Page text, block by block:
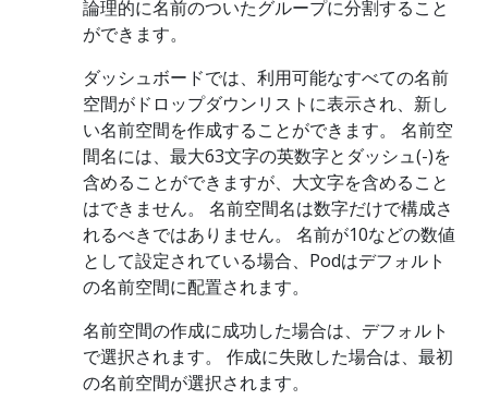
論理的に名前のついたグループに分割すること
ができます。
ダッシュボードでは、利用可能なすべての名前
空間がドロップダウンリストに表示され、新し
い名前空間を作成することができます。 名前空
間名には、最大63文字の英数字とダッシュ(-)を
含めることができますが、大文字を含めること
はできません。 名前空間名は数字だけで構成さ
れるべきではありません。 名前が10などの数値
として設定されている場合、Podはデフォルト
の名前空間に配置されます。
名前空間の作成に成功した場合は、デフォルト
で選択されます。 作成に失敗した場合は、最初
の名前空間が選択されます。